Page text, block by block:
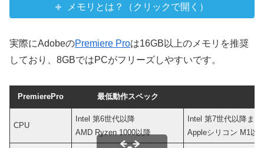
メモリとは？（クリックで開く）
実際にAdobeのPremiere Proは16GB以上のメモリを推奨
しており、8GBではPCがフリーズしやすいです。
PremierePro 最低動作スペック
CPU
Intel 第6世代以降
AMD Ryzen 1000以降
Intel 第7世代以降ま
Appleシリコン M1以